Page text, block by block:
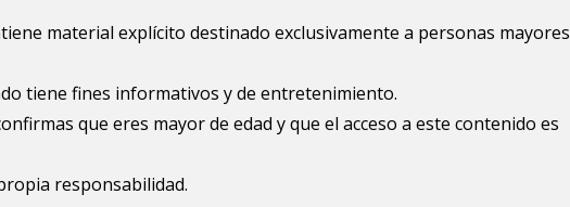
material explícito destinado exclusivamente a personas mayores
tiene fines informativos y de entretenimiento.
que eres mayor de edad y que el acceso a este contenido es
responsabilidad.